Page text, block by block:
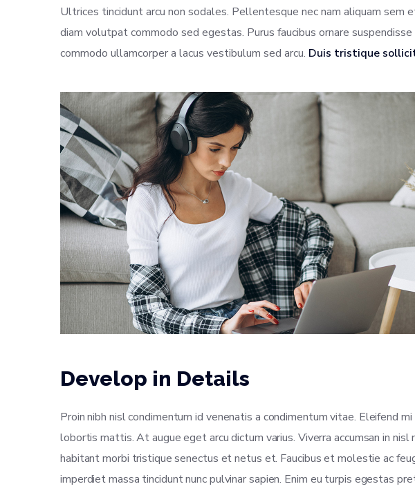
Ultrices tincidunt arcu non sodales. Pellentesque nec nam aliquam
diam volutpat commodo sed egestas. Purus faucibus ornare
commodo ullamcorper a lacus vestibulum sed arcu. Duis tristique
Develop in Details
Proin nibh nisl condimentum id venenatis a condimentum vitae. Eleifend
lobortis mattis. At augue eget arcu dictum varius. Viverra accumsan in
habitant morbi tristique senectus et netus et. Faucibus et molestie ac
imperdiet massa tincidunt nunc pulvinar sapien. Enim eu turpis egestas